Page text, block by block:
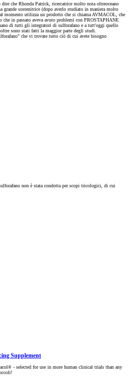
che Rhonda Patrick, ricercatrice molto nota oltreoceano
grande sostenitrice (dopo averlo studiato in maniera molto
momento utilizza un prodotto che si chiama AVMACOL, che
che in passato aveva avuto problemi con PROSTAPHANE
di tutti gli integratori di sulforafano e a tutt'oggi quello
sono stati fatti la maggior parte degli studi.
che vi trovate tutto ciò di cui avete bisogno
non è stata condotta per scopi tricologici, di cui
Supplement
- selected for use in more human clinical trials than any